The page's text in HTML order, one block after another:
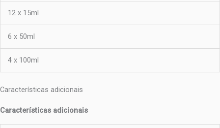
12 x 15ml
6 x 50ml
4 x 100ml
Características adicionais
Características adicionais